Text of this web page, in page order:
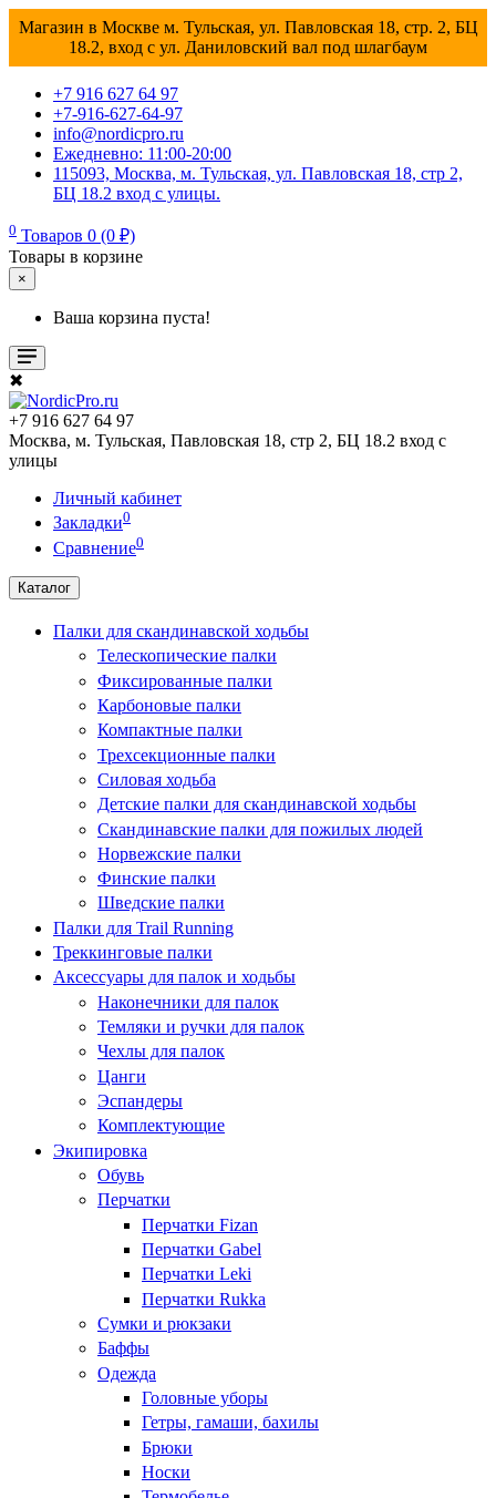
Магазин в Москве м. Тульская, ул. Павловская 18, стр. 2, БЦ
18.2, вход с ул. Даниловский вал под шлагбаум
+7 916 627 64 97
+7-916-627-64-97
info@nordicpro.ru
Ежедневно: 11:00-20:00
115093, Москва, м. Тульская, ул. Павловская 18, стр 2,
БЦ 18.2 вход с улицы.
0 Товаров 0 (0 ₽)
Товары в корзине
×
Ваша корзина пуста!
✖
+7 916 627 64 97
Москва, м. Тульская, Павловская 18, стр 2, БЦ 18.2 вход с
улицы
Личный кабинет
Закладки0
Сравнение0
Каталог
Палки для скандинавской ходьбы
Телескопические палки
Фиксированные палки
Карбоновые палки
Компактные палки
Трехсекционные палки
Силовая ходьба
Детские палки для скандинавской ходьбы
Скандинавские палки для пожилых людей
Норвежские палки
Финские палки
Шведские палки
Палки для Trail Running
Треккинговые палки
Аксессуары для палок и ходьбы
Наконечники для палок
Темляки и ручки для палок
Чехлы для палок
Цанги
Эспандеры
Комплектующие
Экипировка
Обувь
Перчатки
Перчатки Fizan
Перчатки Gabel
Перчатки Leki
Перчатки Rukka
Сумки и рюкзаки
Баффы
Одежда
Головные уборы
Гетры, гамаши, бахилы
Брюки
Носки